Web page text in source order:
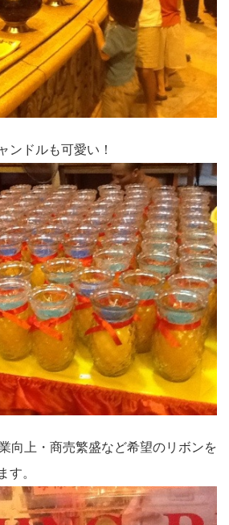
ンドルも可愛い！
向上・商売繁盛など希望のリボンを
す。